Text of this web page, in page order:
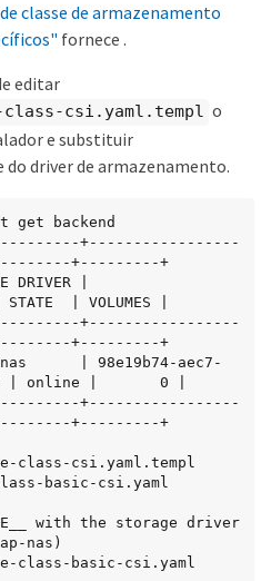
classe de armazenamento
fornece .
editar
csi.yaml.templ o
e substituir
do driver de armazenamento.
backend
+-----------------
+---------+
DRIVER |
| VOLUMES |
+-----------------
+---------+
| 98e19b74-aec7-
| online |       0 |
+-----------------
+---------+
class-csi.yaml.templ
basic-csi.yaml
with the storage driver
nas)
class-basic-csi.yaml